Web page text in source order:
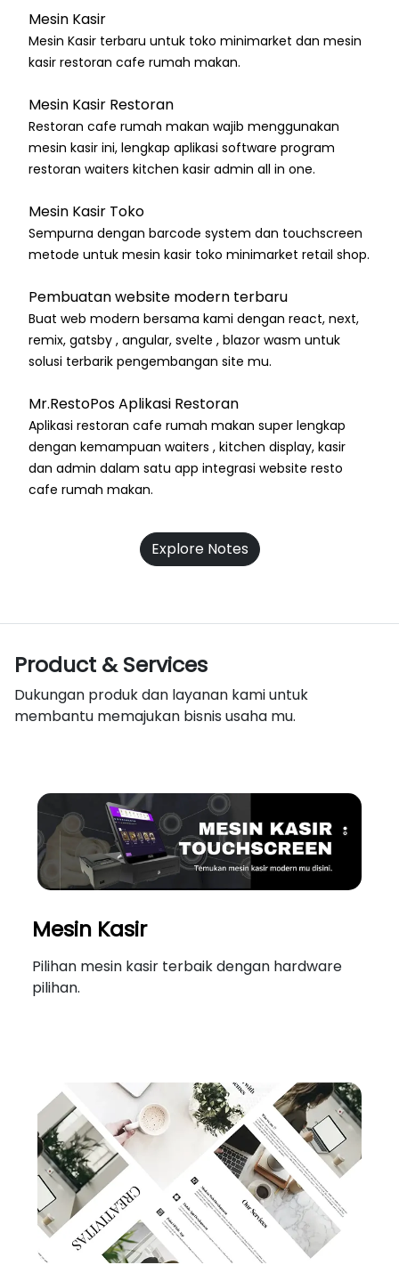
Mesin Kasir
Mesin Kasir terbaru untuk toko minimarket dan mesin
kasir restoran cafe rumah makan.
Mesin Kasir Restoran
Restoran cafe rumah makan wajib menggunakan
mesin kasir ini, lengkap aplikasi software program
restoran waiters kitchen kasir admin all in one.
Mesin Kasir Toko
Sempurna dengan barcode system dan touchscreen
metode untuk mesin kasir toko minimarket retail shop.
Pembuatan website modern terbaru
Buat web modern bersama kami dengan react, next,
remix, gatsby , angular, svelte , blazor wasm untuk
solusi terbarik pengembangan site mu.
Mr.RestoPos Aplikasi Restoran
Aplikasi restoran cafe rumah makan super lengkap
dengan kemampuan waiters , kitchen display, kasir
dan admin dalam satu app integrasi website resto
cafe rumah makan.
Explore Notes
Product & Services
Dukungan produk dan layanan kami untuk
membantu memajukan bisnis usaha mu.
Mesin Kasir
Pilihan mesin kasir terbaik dengan hardware
pilihan.